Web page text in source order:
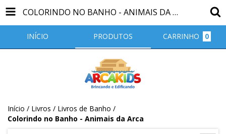
COLORINDO NO BANHO - ANIMAIS DA ARCA
INÍCIO PRODUTOS CARRINHO 0
Início / Livros / Livros de Banho /
Colorindo no Banho - Animais da Arca